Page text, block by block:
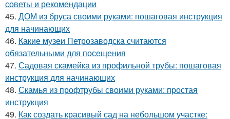
советы и рекомендации
45. ДОМ из бруса своими руками: пошаговая инструкция
для начинающих
46. Какие музеи Петрозаводска считаются
обязательными для посещения
47. Садовая скамейка из профильной трубы: пошаговая
инструкция для начинающих
48. Скамья из профтрубы своими руками: простая
инструкция
49. Как создать красивый сад на небольшом участке: